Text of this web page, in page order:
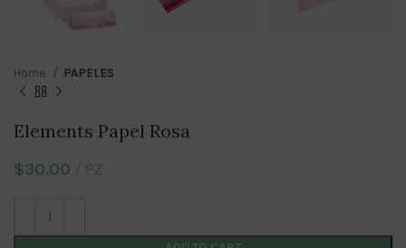
Home PAPELES
Elements Papel Rosa
$30.00